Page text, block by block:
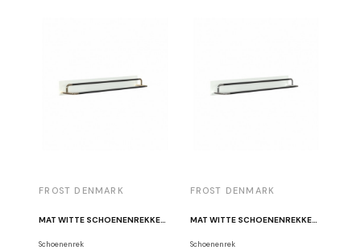
FROST DENMARK
Schoenenrek
FROST DENMARK
MAT WITTE SCHOENENREKKEN - GEPOLIJST ROESTVRIJ STAAL W5002-W / WIT - CHROOM
Schoenenrek